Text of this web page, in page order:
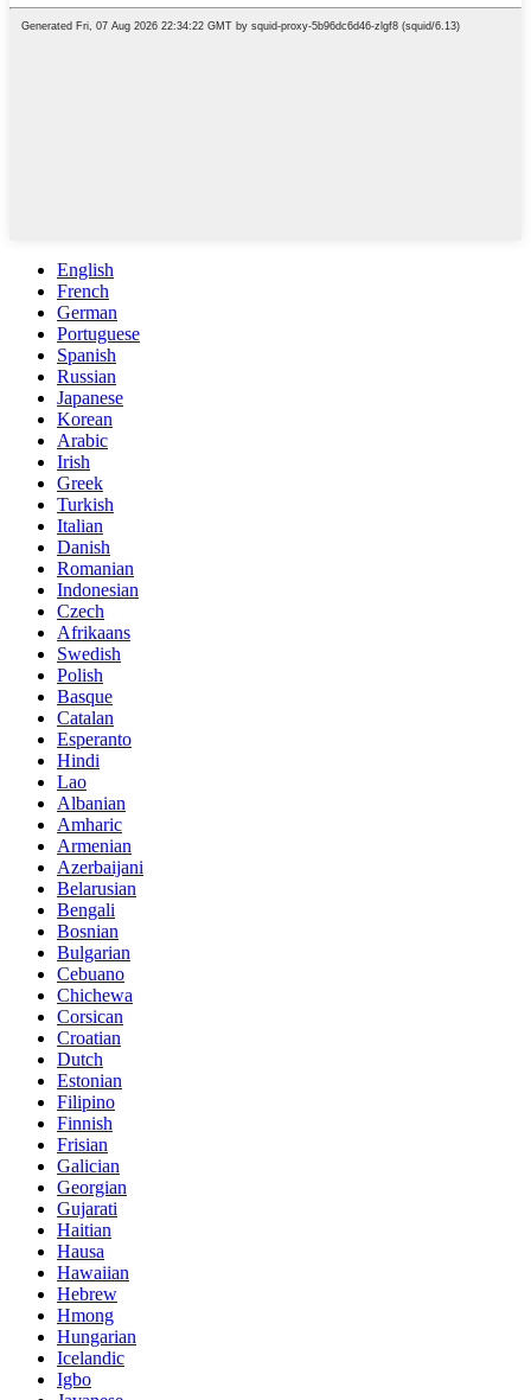
English
French
German
Portuguese
Spanish
Russian
Japanese
Korean
Arabic
Irish
Greek
Turkish
Italian
Danish
Romanian
Indonesian
Czech
Afrikaans
Swedish
Polish
Basque
Catalan
Esperanto
Hindi
Lao
Albanian
Amharic
Armenian
Azerbaijani
Belarusian
Bengali
Bosnian
Bulgarian
Cebuano
Chichewa
Corsican
Croatian
Dutch
Estonian
Filipino
Finnish
Frisian
Galician
Georgian
Gujarati
Haitian
Hausa
Hawaiian
Hebrew
Hmong
Hungarian
Icelandic
Igbo